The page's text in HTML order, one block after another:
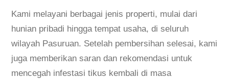
Kami melayani berbagai jenis properti, mulai dari
hunian pribadi hingga tempat usaha, di seluruh
wilayah Pasuruan. Setelah pembersihan selesai, kami
juga memberikan saran dan rekomendasi untuk
mencegah infestasi tikus kembali di masa